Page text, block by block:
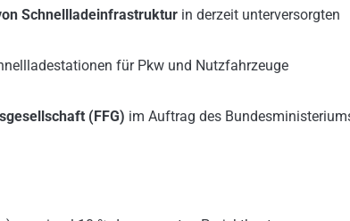
Schnellladeinfrastruktur in derzeit unterversorgten
für Pkw und Nutzfahrzeuge
(FFG) im Auftrag des